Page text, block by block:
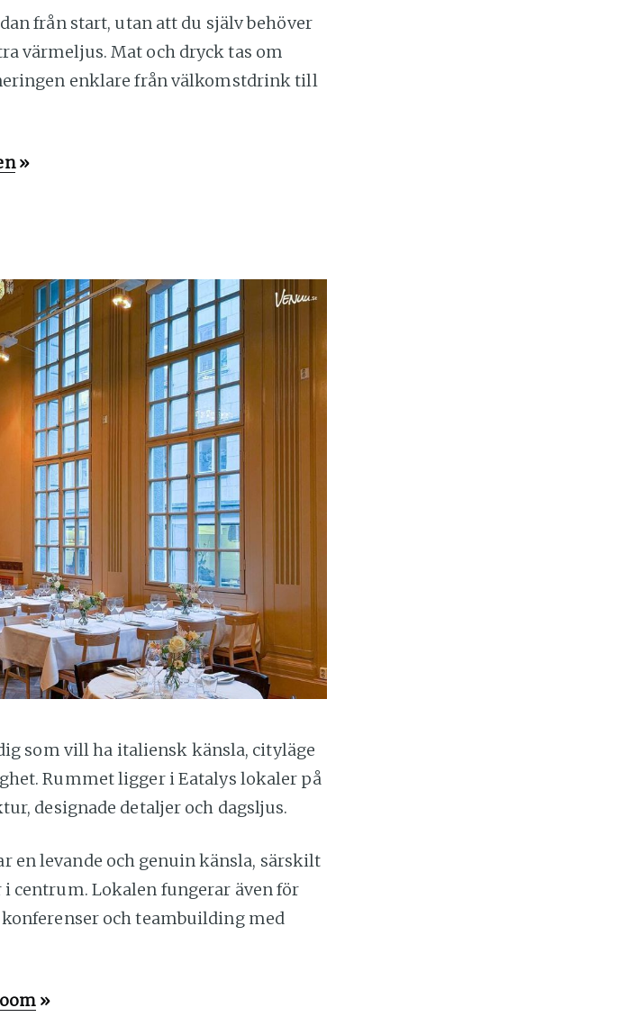
från start, utan att du själv behöver
värmeljus. Mat och dryck tas om
enklare från välkomstdrink till
»
som vill ha italiensk känsla, cityläge
Rummet ligger i Eatalys lokaler på
designade detaljer och dagsljus.
en levande och genuin känsla, särskilt
centrum. Lokalen fungerar även för
och teambuilding med
»